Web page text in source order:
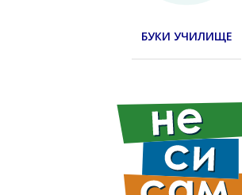
БУКИ УЧИЛИЩЕ